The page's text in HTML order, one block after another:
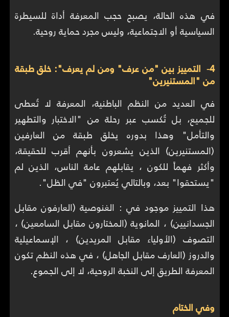
في هذه الحالة، يصبح حجب المعرفة أداة للسيطرة
السياسية أو الاجتماعية، وليس مجرد حماية روحية.
4- التمييز بين "من عرف" ومن لم يعرف": خلق طبقة
من "المستنيرين"
في العديد من النظم الباطنية، المعرفة لا تُعطى
للجميع، بل تُكسب عبر رحلة من "الاختبار والتطهير
والتأمل" وهذا بدوره يخلق طبقة من العارفين
(المستنيرين) الذين يشعرون بأنهم أقرب للحقيقة،
وأكثر فهماً للكون ، يقابلهم عامة الناس، الذين لم
"يستحقوا" بعد، وبالتالي يُعتبرون "في الظل".
هذا التمييز موجود في : الغنوصية (العارفون مقابل
الجسدانيين) ، المانوية (المختارون مقابل السامعين) ،
التصوف (الأولياء مقابل المريدين) ، الإسماعيلية
والدروز (العارف مقابل الجاهل) ، في هذه النظم تكون
المعرفة الطريق إلى النخبة الروحية، لا إلى الجموع.
وفي الختام